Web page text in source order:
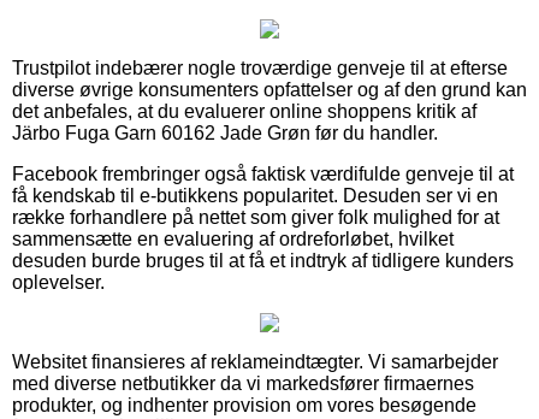
Trustpilot indebærer nogle troværdige genveje til at efterse
diverse øvrige konsumenters opfattelser og af den grund kan
det anbefales, at du evaluerer online shoppens kritik af
Järbo Fuga Garn 60162 Jade Grøn før du handler.
Facebook frembringer også faktisk værdifulde genveje til at
få kendskab til e-butikkens popularitet. Desuden ser vi en
række forhandlere på nettet som giver folk mulighed for at
sammensætte en evaluering af ordreforløbet, hvilket
desuden burde bruges til at få et indtryk af tidligere kunders
oplevelser.
Websitet finansieres af reklameindtægter. Vi samarbejder
med diverse netbutikker da vi markedsfører firmaernes
produkter, og indhenter provision om vores besøgende